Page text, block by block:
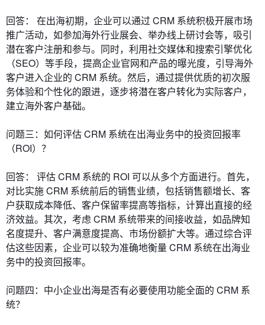
回答： 在出海初期，企业可以通过 CRM 系统积极开展市场
推广活动，如参加海外行业展会、举办线上研讨会等，吸引
潜在客户注册和参与。同时，利用社交媒体和搜索引擎优化
（SEO）等手段，提高企业官网和产品的曝光度，引导海外
客户进入企业的 CRM 系统。然后，通过提供优质的初次服
务体验和个性化的跟进，逐步将潜在客户转化为实际客户，
建立海外客户基础。
问题三：如何评估 CRM 系统在出海业务中的投资回报率
（ROI）？
回答： 评估 CRM 系统的 ROI 可以从多个方面进行。首先，
对比实施 CRM 系统前后的销售业绩，包括销售额增长、客
户获取成本降低、客户保留率提高等指标，计算出直接的经
济效益。其次，考虑 CRM 系统带来的间接收益，如品牌知
名度提升、客户满意度提高、市场份额扩大等。通过综合评
估这些因素，企业可以较为准确地衡量 CRM 系统在出海业
务中的投资回报率。
问题四：中小企业出海是否有必要使用功能全面的 CRM 系
统？